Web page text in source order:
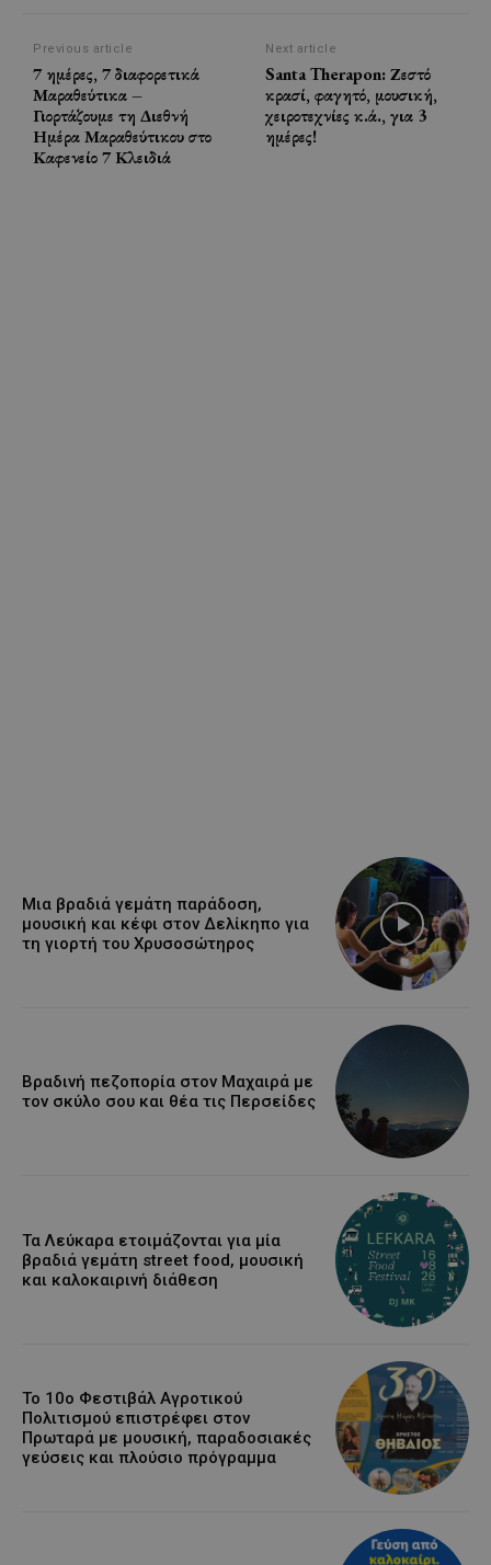
Previous article
7 ημέρες, 7 διαφορετικά
Μαραθεύτικα –
Γιορτάζουμε τη Διεθνή
Ημέρα Μαραθεύτικου στο
Καφενείο 7 Κλειδιά
Next article
Santa Therapon: Ζεστό
κρασί, φαγητό, μουσική,
χειροτεχνίες κ.ά., για 3
ημέρες!
Μια βραδιά γεμάτη παράδοση,
μουσική και κέφι στον Δελίκηπο για
τη γιορτή του Χρυσοσώτηρος
Βραδινή πεζοπορία στον Μαχαιρά με
τον σκύλο σου και θέα τις Περσείδες
Τα Λεύκαρα ετοιμάζονται για μία
βραδιά γεμάτη street food, μουσική
και καλοκαιρινή διάθεση
Το 10ο Φεστιβάλ Αγροτικού
Πολιτισμού επιστρέφει στον
Πρωταρά με μουσική, παραδοσιακές
γεύσεις και πλούσιο πρόγραμμα